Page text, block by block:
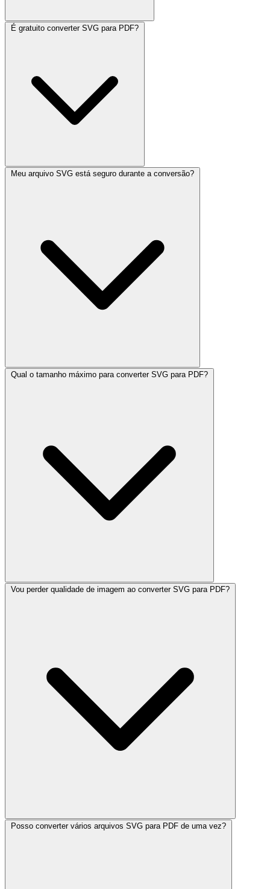
É gratuito converter SVG para PDF?
Meu arquivo SVG está seguro durante a conversão?
Qual o tamanho máximo para converter SVG para PDF?
Vou perder qualidade de imagem ao converter SVG para PDF?
Posso converter vários arquivos SVG para PDF de uma vez?